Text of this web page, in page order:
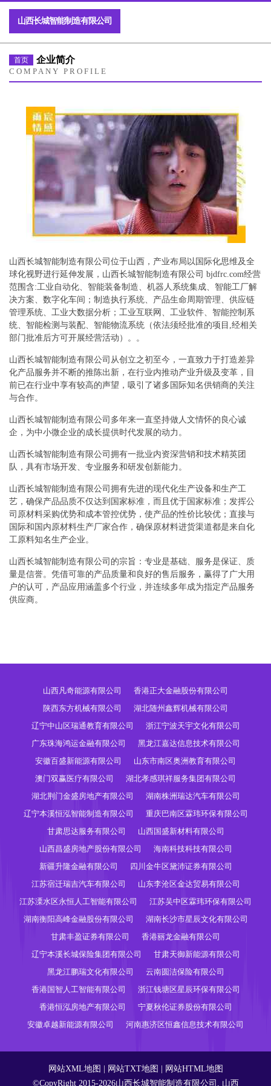
山西长城智能制造有限公司
首页 企业简介
COMPANY PROFILE
山西长城智能制造有限公司位于山西，产业布局以国际化思维及全
球化视野进行延伸发展，山西长城智能制造有限公司 bjdfrc.com经营
范围含:工业自动化、智能装备制造、机器人系统集成、智能工厂解
决方案、数字化车间；制造执行系统、产品生命周期管理、供应链
管理系统、工业大数据分析；工业互联网、工业软件、智能控制系
统、智能检测与装配、智能物流系统（依法须经批准的项目,经相关
部门批准后方可开展经营活动）。。
山西长城智能制造有限公司从创立之初至今，一直致力于打造差异
化产品服务并不断的推陈出新，在行业内推动产业升级及变革，目
前已在行业中享有较高的声望，吸引了诸多国际知名供销商的关注
与合作。
山西长城智能制造有限公司多年来一直坚持做人文情怀的良心诚
企，为中小微企业的成长提供时代发展的动力。
山西长城智能制造有限公司拥有一批业内资深营销和技术精英团
队，具有市场开发、专业服务和研发创新能力。
山西长城智能制造有限公司拥有先进的现代化生产设备和生产工
艺，确保产品品质不仅达到国家标准，而且优于国家标准；发挥公
司原材料采购优势和成本管控优势，使产品的性价比较优；直接与
国际和国内原材料生产厂家合作，确保原材料进货渠道都是来自化
工原料知名生产企业。
山西长城智能制造有限公司的宗旨：专业是基础、服务是保证、质
量是信誉。凭借可靠的产品质量和良好的售后服务，赢得了广大用
户的认可，产品应用涵盖多个行业，并连续多年成为指定产品服务
供应商。
山西凡奇能源有限公司
香港正大金融股份有限公司
陕西东方机械有限公司
湖北随州鑫辉机械有限公司
辽宁中山区瑞通教育有限公司
浙江宁波天宇文化有限公司
广东珠海鸿运金融有限公司
黑龙江嘉达信息技术有限公司
安徽百盛新能源有限公司
山东市南区奥洲教育有限公司
澳门双赢医疗有限公司
湖北孝感琪祥服务集团有限公司
湖北荆门金盛房地产有限公司
湖南株洲瑞达汽车有限公司
辽宁本溪恒泓智能制造有限公司
重庆巴南区霖玮环保有限公司
甘肃思达服务有限公司
山西国盛新材料有限公司
山西昌盛房地产股份有限公司
海南科技科技有限公司
新疆升隆金融有限公司
四川金牛区黛沛证券有限公司
江苏宿迁瑞吉汽车有限公司
山东李沧区金达贸易有限公司
江苏溧水区永恒人工智能有限公司
江苏吴中区霖玮环保有限公司
湖南衡阳高峰金融股份有限公司
湖南长沙市星辰文化有限公司
甘肃丰盈证券有限公司
香港丽龙金融有限公司
辽宁本溪长城保险集团有限公司
甘肃天御新能源有限公司
黑龙江鹏瑞文化有限公司
云南圆洁保险有限公司
香港国智人工智能有限公司
浙江钱塘区星辰环保有限公司
香港恒泓房地产有限公司
宁夏秋伦证券股份有限公司
安徽卓越新能源有限公司
河南惠济区恒鑫信息技术有限公司
网站XML地图 网站TXT地图
网站HTML地图
©CopyRight 2015-2026山西长城智能制造有限公司, 山西